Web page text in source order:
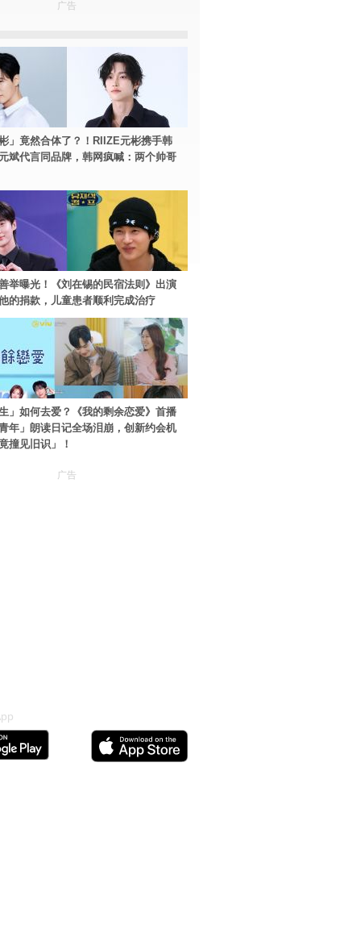
广告
」竟然合体了？！RIIZE元彬携手韩
斌代言同品牌，韩网疯喊：两个帅哥
举曝光！《刘在锡的民宿法则》出演
的捐款，儿童患者顺利完成治疗
」如何去爱？《我的剩余恋爱》首播
年」朗读日记全场泪崩，创新约会机
撞见旧识」！
广告